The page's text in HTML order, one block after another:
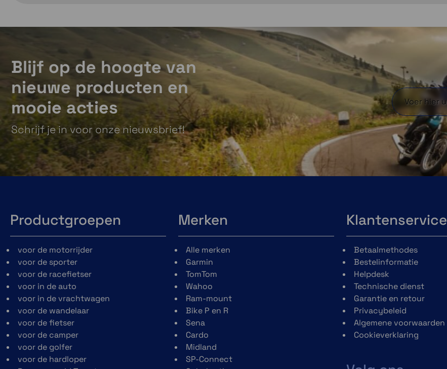
Blijf op de hoogte van
nieuwe producten en
mooie acties
Schrijf je in voor onze nieuwsbrief!
Productgroepen
voor de motorrijder
voor de sporter
voor de racefietser
voor in de auto
voor in de vrachtwagen
voor de wandelaar
voor de fietser
voor de camper
voor de golfer
voor de hardloper
Merken
Alle merken
Garmin
TomTom
Wahoo
Ram-mount
Bike P en R
Sena
Cardo
Midland
SP-Connect
Klantenservice
Betaalmethodes
Bestelinformatie
Helpdesk
Technische dienst
Garantie en retour
Privacybeleid
Algemene voorwaarden
Cookieverklaring